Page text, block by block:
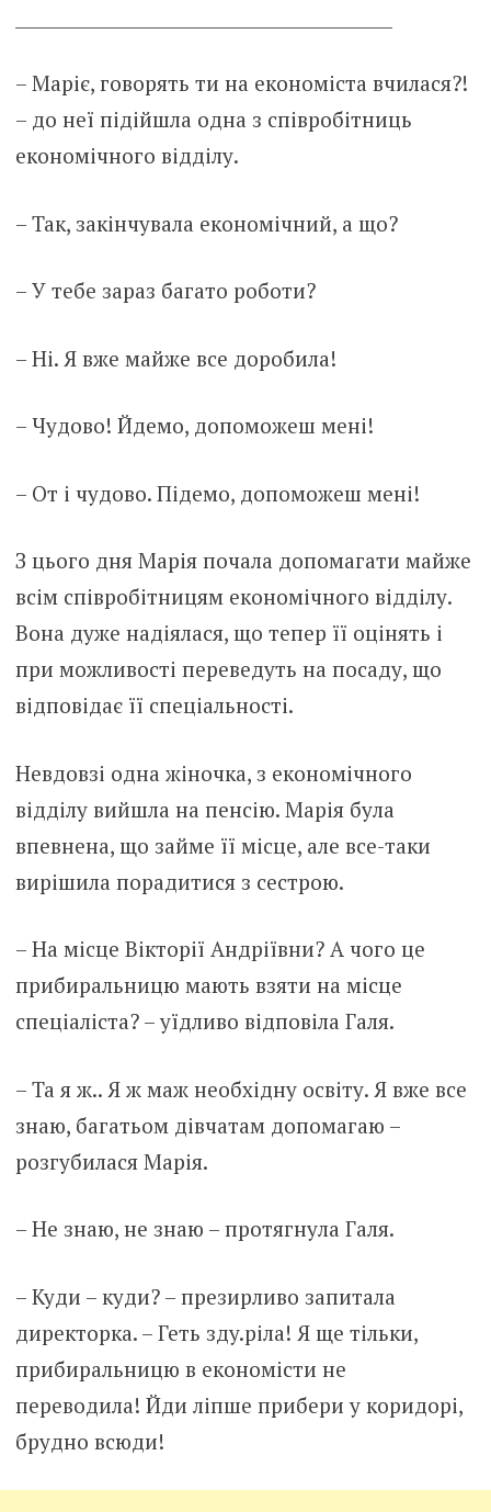
– Маріє, говорять ти на економіста вчилася?!
– до неї підійшла одна з співробітниць
економічного відділу.
– Так, закінчувала економічний, а що?
– У тебе зараз багато роботи?
– Ні. Я вже майже все доробила!
– Чудово! Йдемо, допоможеш мені!
– От і чудово. Підемо, допоможеш мені!
З цього дня Марія почала допомагати майже
всім співробітницям економічного відділу.
Вона дуже надіялася, що тепер її оцінять і
при можливості переведуть на посаду, що
відповідає її спеціальності.
Невдовзі одна жіночка, з економічного
відділу вийшла на пенсію. Марія була
впевнена, що займе її місце, але все-таки
вирішила порадитися з сестрою.
– На місце Вікторії Андріївни? А чого це
прибиральницю мають взяти на місце
спеціаліста? – уїдливо відповіла Галя.
– Та я ж.. Я ж маж необхідну освіту. Я вже все
знаю, багатьом дівчатам допомагаю –
розгубилася Марія.
– Не знаю, не знаю – протягнула Галя.
– Куди – куди? – презирливо запитала
директорка. – Геть здy.piла! Я ще тільки,
прибиральницю в економісти не
переводила! Йди ліпше прибери у коридорі,
брудно всюди!